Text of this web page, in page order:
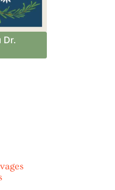
Dr.